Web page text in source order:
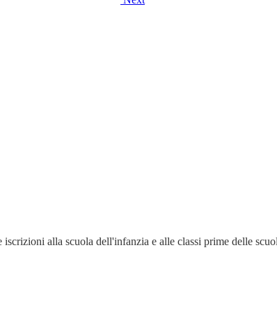
alla scuola dell'infanzia e alle classi prime delle